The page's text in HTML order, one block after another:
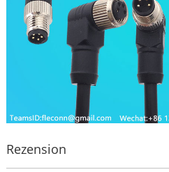
Rezension